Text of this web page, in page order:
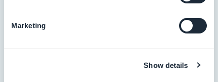
Marketing
Show details